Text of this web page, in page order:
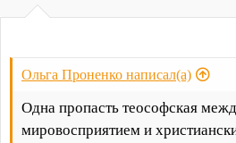
Ольга Проненко написал(а)
Одна пропасть теософская
мировосприятием и